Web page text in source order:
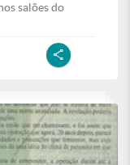
salões do